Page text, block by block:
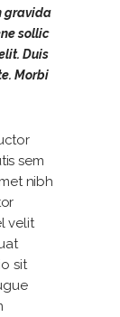
gravida
sollic
Duis
Morbi
sem
nibh
velit
sit